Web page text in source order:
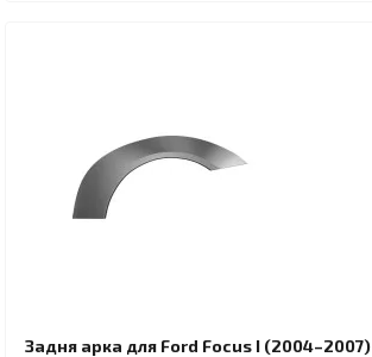
Задня арка для Ford Focus I (2004–2007)